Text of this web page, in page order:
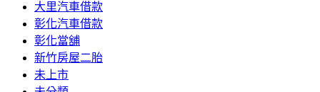
大里汽車借款
彰化汽車借款
彰化當舖
新竹房屋二胎
未上市